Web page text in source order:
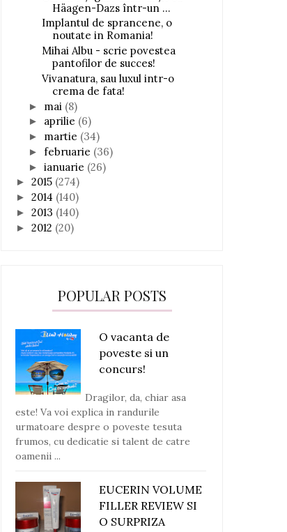
Häagen-Dazs într-un ...
Implantul de sprancene, o
noutate in Romania!
Mihai Albu - scrie povestea
pantofilor de succes!
Vivanatura, sau luxul intr-o
crema de fata!
► mai (8)
► aprilie (6)
► martie (34)
► februarie (36)
► ianuarie (26)
► 2015 (274)
► 2014 (140)
► 2013 (140)
► 2012 (20)
POPULAR POSTS
O vacanta de
poveste si un
concurs!
Dragilor, da, chiar asa
este! Va voi explica in randurile
urmatoare despre o poveste tesuta
frumos, cu dedicatie si talent de catre
oamenii ...
EUCERIN VOLUME
FILLER REVIEW SI
O SURPRIZA